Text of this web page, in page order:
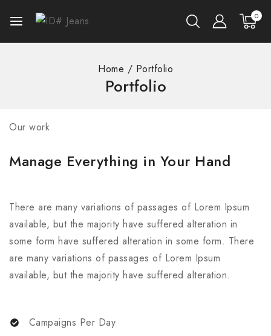
0
Home / Portfolio
Portfolio
Our work
Manage Everything in Your Hand
There are many variations of passages of Lorem Ipsum
available, but the majority have suffered alteration in
some form have suffered alteration in some form. There
are many variations of passages of Lorem Ipsum
available, but the majority have suffered alteration.
Campaigns Per Day